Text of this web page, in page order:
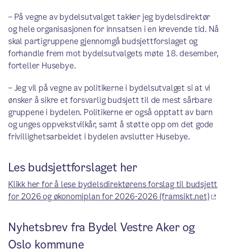
– På vegne av bydelsutvalget takker jeg bydelsdirektør
og hele organisasjonen for innsatsen i en krevende tid. Nå
skal partigruppene gjennomgå budsjettforslaget og
forhandle frem mot bydelsutvalgets møte 18. desember,
forteller Husebye.
– Jeg vil på vegne av politikerne i bydelsutvalget si at vi
ønsker å sikre et forsvarlig budsjett til de mest sårbare
gruppene i bydelen. Politikerne er også opptatt av barn
og unges oppvekstvilkår, samt å støtte opp om det gode
frivillighetsarbeidet i bydelen avslutter Husebye.
Les budsjettforslaget her
Klikk her for å lese bydelsdirektørens forslag til budsjett
for 2026 og økonomiplan for 2026-2026 (framsikt.net)
Nyhetsbrev fra Bydel Vestre Aker og
Oslo kommune